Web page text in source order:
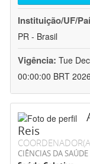
Instituição/UF/
PR - Brasil
Vigência: Tue
00:00:00 BRT 2026
Reis
CIÊNCIAS DA SAÚDE